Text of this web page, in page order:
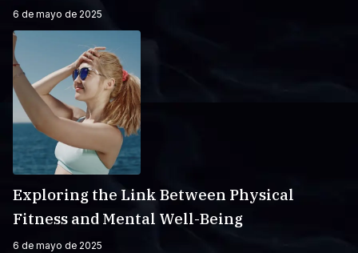
6 de mayo de 2025
Exploring the Link Between Physical
Fitness and Mental Well-Being
6 de mayo de 2025